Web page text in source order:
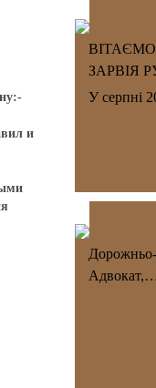
и
ЗАРВІЯ
У серпні
Дорожньо-
Адвокат,…